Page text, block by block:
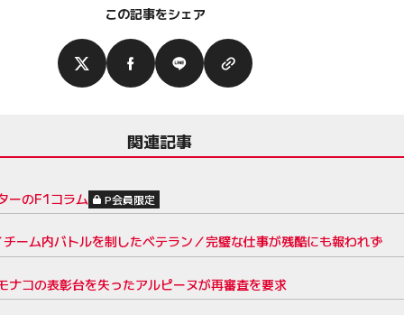
この記事をシェア
関連記事
ーのF1コラム P会員限定
ーム内バトルを制したベテラン／完璧な仕事が残酷にも報われず
コの表彰台を失ったアルピーヌが再審査を要求